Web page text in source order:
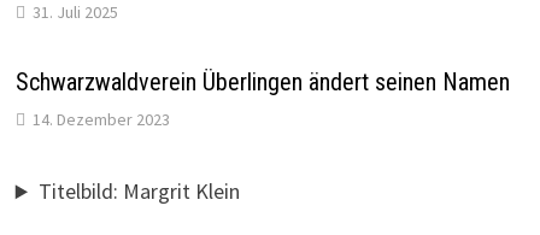
31. Juli 2025
Schwarzwaldverein Überlingen ändert seinen Namen
14. Dezember 2023
Titelbild: Margrit Klein